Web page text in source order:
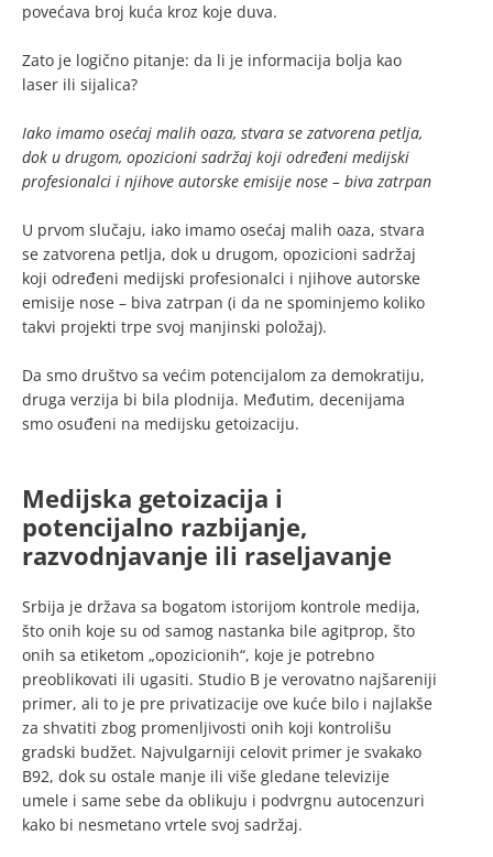
povećava broj kuća kroz koje duva.
Zato je logično pitanje: da li je informacija bolja kao
laser ili sijalica?
Iako imamo osećaj malih oaza, stvara se zatvorena petlja,
dok u drugom, opozicioni sadržaj koji određeni medijski
profesionalci i njihove autorske emisije nose – biva zatrpan
U prvom slučaju, iako imamo osećaj malih oaza, stvara
se zatvorena petlja, dok u drugom, opozicioni sadržaj
koji određeni medijski profesionalci i njihove autorske
emisije nose – biva zatrpan (i da ne spominjemo koliko
takvi projekti trpe svoj manjinski položaj).
Da smo društvo sa većim potencijalom za demokratiju,
druga verzija bi bila plodnija. Međutim, decenijama
smo osuđeni na medijsku getoizaciju.
Medijska getoizacija i
potencijalno razbijanje,
razvodnjavanje ili raseljavanje
Srbija je država sa bogatom istorijom kontrole medija,
što onih koje su od samog nastanka bile agitprop, što
onih sa etiketom „opozicionih“, koje je potrebno
preoblikovati ili ugasiti. Studio B je verovatno najšareniji
primer, ali to je pre privatizacije ove kuće bilo i najlakše
za shvatiti zbog promenljivosti onih koji kontrolišu
gradski budžet. Najvulgarniji celovit primer je svakako
B92, dok su ostale manje ili više gledane televizije
umele i same sebe da oblikuju i podvrgnu autocenzuri
kako bi nesmetano vrtele svoj sadržaj.